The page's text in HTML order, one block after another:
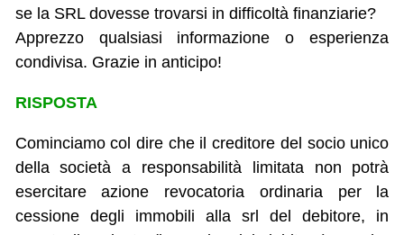
se la SRL dovesse trovarsi in difficoltà finanziarie?
Apprezzo qualsiasi informazione o esperienza
condivisa. Grazie in anticipo!
RISPOSTA
Cominciamo col dire che il creditore del socio unico
della società a responsabilità limitata non potrà
esercitare azione revocatoria ordinaria per la
cessione degli immobili alla srl del debitore, in